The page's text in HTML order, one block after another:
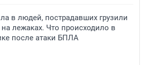
в людей, пострадавших грузили
лежаках. Что происходило в
после атаки БПЛА